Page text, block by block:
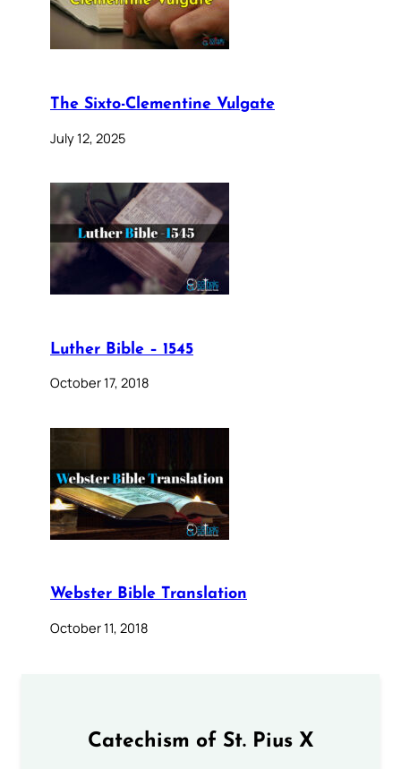
The Sixto-Clementine Vulgate
July 12, 2025
Luther Bible – 1545
October 17, 2018
Webster Bible Translation
October 11, 2018
Catechism of St. Pius X